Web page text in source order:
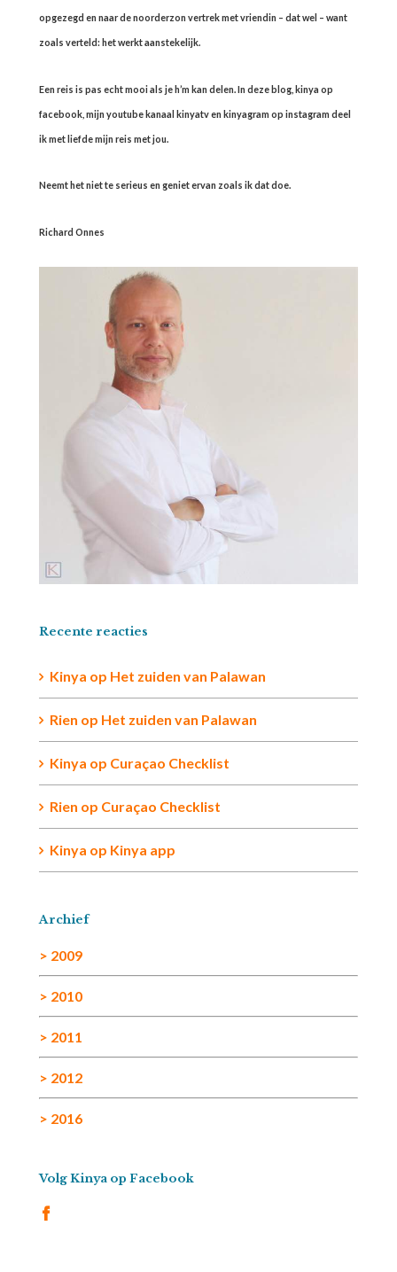
opgezegd en naar de noorderzon vertrek met vriendin – dat wel – want
zoals verteld: het werkt aanstekelijk.
Een reis is pas echt mooi als je h’m kan delen. In deze blog, kinya op
facebook, mijn youtube kanaal kinyatv en kinyagram op instagram deel
ik met liefde mijn reis met jou.
Neemt het niet te serieus en geniet ervan zoals ik dat doe.
Richard Onnes
Recente reacties
Kinya op Het zuiden van Palawan
Rien op Het zuiden van Palawan
Kinya op Curaçao Checklist
Rien op Curaçao Checklist
Kinya op Kinya app
Archief
> 2009
> 2010
> 2011
> 2012
> 2016
Volg Kinya op Facebook